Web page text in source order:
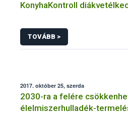
KonyhaKontroll
TOVÁBB >
2017. október 25, szerda
2030-ra a felére
élelmiszerhulladék-